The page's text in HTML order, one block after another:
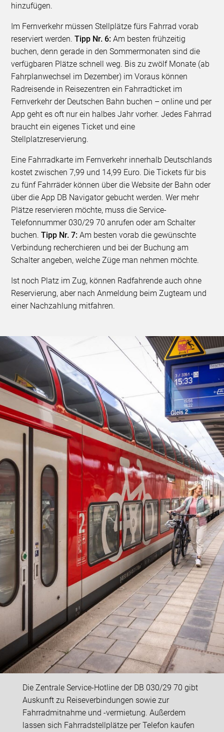
hinzufügen.
Im Fernverkehr müssen Stellplätze fürs Fahrrad vorab
reserviert werden.Tipp Nr. 6: Am besten frühzeitig
buchen, denn gerade in den Sommermonaten sind die
verfügbaren Plätze schnell weg. Bis zu zwölf Monate (ab
Fahrplanwechsel im Dezember) im Voraus können
Radreisende in Reisezentren ein Fahrradticket im
Fernverkehr der Deutschen Bahn buchen – online und per
App geht es oft nur ein halbes Jahr vorher. Jedes Fahrrad
braucht ein eigenes Ticket und eine
Stellplatzreservierung.
Eine Fahrradkarte im Fernverkehr innerhalb Deutschlands
kostet zwischen 7,99 und 14,99 Euro. Die Tickets für bis
zu fünf Fahrräder können über die Website der Bahn oder
über die App DB Navigator gebucht werden. Wer mehr
Plätze reservieren möchte, muss die Service-
Telefonnummer 030/29 70 anrufen oder am Schalter
buchen.Tipp Nr. 7: Am besten vorab die gewünschte
Verbindung recherchieren und bei der Buchung am
Schalter angeben, welche Züge man nehmen möchte.
Ist noch Platz im Zug, können Radfahrende auch ohne
Reservierung, aber nach Anmeldung beim Zugteam und
einer Nachzahlung mitfahren.
Die Zentrale Service-Hotline der DB 030/29 70 gibt
Auskunft zu Reiseverbindungen sowie zur
Fahrradmitnahme und -vermietung. Außerdem
lassen sich Fahrradstellplätze per Telefon kaufen